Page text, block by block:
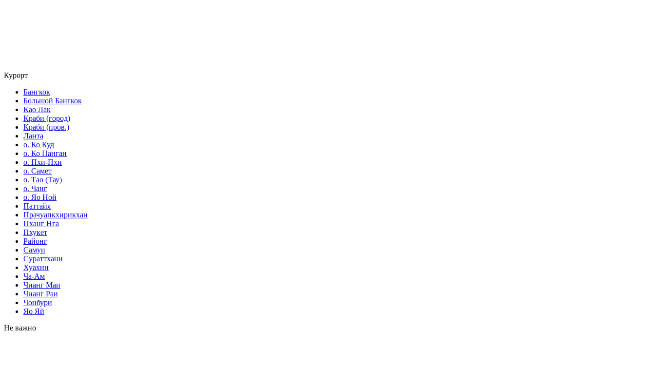
Курорт
Бангкок
Большой Бангкок
Као Лак
Краби (город)
Краби (пров.)
Ланта
о. Ко Куд
о. Ко Панган
о. Пхи-Пхи
о. Самет
о. Тао (Тау)
о. Чанг
о. Яо Ной
Паттайя
Прачуапкхирикхан
Пханг Нга
Пхукет
Районг
Самуи
Сураттхани
Хуахин
Ча-Ам
Чианг Маи
Чианг Раи
Чонбури
Яо Яй
Не важно